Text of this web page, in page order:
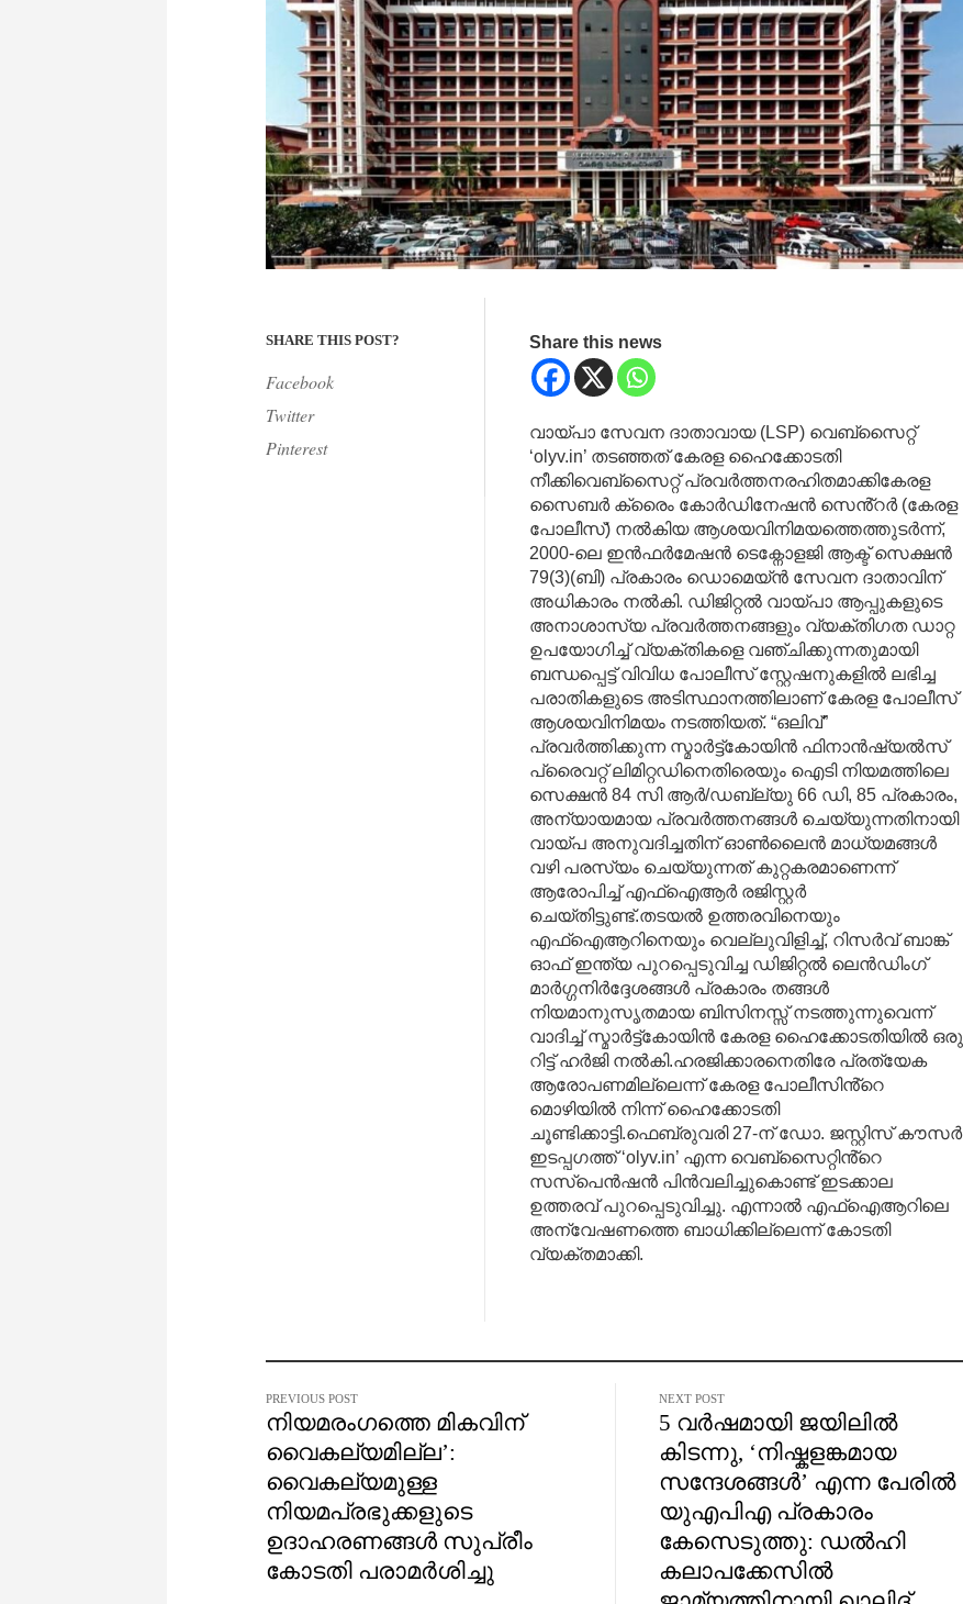
SHARE THIS POST?
Facebook
Twitter
Pinterest
Share this news
വായ്പാ സേവന ദാതാവായ (LSP) വെബ്‌സൈറ്റ്
‘olyv.in’ തടഞ്ഞത് കേരള ഹൈക്കോടതി
നീക്കിവെബ്‌സൈറ്റ് പ്രവർത്തനരഹിതമാക്കികേരള
സൈബർ ക്രൈം കോർഡിനേഷൻ സെൻ്റർ (കേരള
പോലീസ്) നൽകിയ ആശയവിനിമയത്തെത്തുടർന്ന്,
2000-ലെ ഇൻഫർമേഷൻ ടെക്നോളജി ആക്ട് സെക്ഷൻ
79(3)(ബി) പ്രകാരം ഡൊമെയ്ൻ സേവന ദാതാവിന്
അധികാരം നൽകി. ഡിജിറ്റൽ വായ്പാ ആപ്പുകളുടെ
അനാശാസ്യ പ്രവർത്തനങ്ങളും വ്യക്തിഗത ഡാറ്റ
ഉപയോഗിച്ച് വ്യക്തികളെ വഞ്ചിക്കുന്നതുമായി
ബന്ധപ്പെട്ട് വിവിധ പോലീസ് സ്റ്റേഷനുകളിൽ ലഭിച്ച
പരാതികളുടെ അടിസ്ഥാനത്തിലാണ് കേരള പോലീസ്
ആശയവിനിമയം നടത്തിയത്. “ഒലിവ്”
പ്രവർത്തിക്കുന്ന സ്മാർട്ട്‌കോയിൻ ഫിനാൻഷ്യൽസ്
പ്രൈവറ്റ് ലിമിറ്റഡിനെതിരെയും ഐടി നിയമത്തിലെ
സെക്ഷൻ 84 സി ആർ/ഡബ്ല്യു 66 ഡി, 85 പ്രകാരം,
അന്യായമായ പ്രവർത്തനങ്ങൾ ചെയ്യുന്നതിനായി
വായ്പ അനുവദിച്ചതിന് ഓൺലൈൻ മാധ്യമങ്ങൾ
വഴി പരസ്യം ചെയ്യുന്നത് കുറ്റകരമാണെന്ന്
ആരോപിച്ച് എഫ്ഐആർ രജിസ്റ്റർ
ചെയ്തിട്ടുണ്ട്.തടയൽ ഉത്തരവിനെയും
എഫ്ഐആറിനെയും വെല്ലുവിളിച്ച്, റിസർവ് ബാങ്ക്
ഓഫ് ഇന്ത്യ പുറപ്പെടുവിച്ച ഡിജിറ്റൽ ലെൻഡിംഗ്
മാർഗ്ഗനിർദ്ദേശങ്ങൾ പ്രകാരം തങ്ങൾ
നിയമാനുസൃതമായ ബിസിനസ്സ് നടത്തുന്നുവെന്ന്
വാദിച്ച് സ്മാർട്ട്‌കോയിൻ കേരള ഹൈക്കോടതിയിൽ ഒരു
റിട്ട് ഹർജി നൽകി.ഹരജിക്കാരനെതിരേ പ്രത്യേക
ആരോപണമില്ലെന്ന് കേരള പോലീസിൻ്റെ
മൊഴിയിൽ നിന്ന് ഹൈക്കോടതി
ചൂണ്ടിക്കാട്ടി.ഫെബ്രുവരി 27-ന് ഡോ. ജസ്റ്റിസ് കൗസർ
ഇടപ്പഗത്ത് ‘olyv.in’ എന്ന വെബ്‌സൈറ്റിൻ്റെ
സസ്‌പെൻഷൻ പിൻവലിച്ചുകൊണ്ട് ഇടക്കാല
ഉത്തരവ് പുറപ്പെടുവിച്ചു. എന്നാൽ എഫ്ഐആറിലെ
അന്വേഷണത്തെ ബാധിക്കില്ലെന്ന് കോടതി
വ്യക്തമാക്കി.
PREVIOUS POST
നിയമരംഗത്തെ മികവിന്
വൈകല്യമില്ല’:
വൈകല്യമുള്ള
നിയമപ്രഭുക്കളുടെ
ഉദാഹരണങ്ങൾ സുപ്രീം
കോടതി പരാമർശിച്ചു
NEXT POST
5 വർഷമായി ജയിലിൽ
കിടന്നു, ‘നിഷ്കളങ്കമായ
സന്ദേശങ്ങൾ’ എന്ന പേരിൽ
യുഎപിഎ പ്രകാരം
കേസെടുത്തു: ഡൽഹി
കലാപക്കേസിൽ